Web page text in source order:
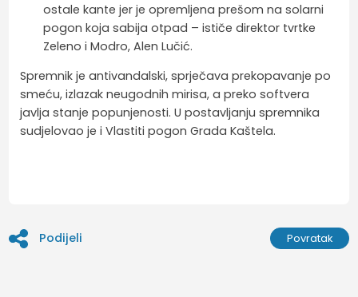
ostale kante jer je opremljena prešom na solarni
pogon koja sabija otpad – ističe direktor tvrtke
Zeleno i Modro, Alen Lučić.
Spremnik je antivandalski, sprječava prekopavanje po
smeću, izlazak neugodnih mirisa, a preko softvera
javlja stanje popunjenosti. U postavljanju spremnika
sudjelovao je i Vlastiti pogon Grada Kaštela.
Podijeli Povratak